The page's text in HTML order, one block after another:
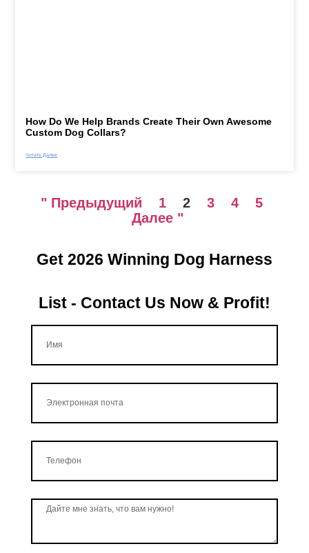
How Do We Help Brands Create Their Own Awesome
Custom Dog Collars?
Читать Далее
" Предыдущий 1 2 3 4
5
Далее "
Get 2026 Winning Dog Harness
List - Contact Us Now & Profit!